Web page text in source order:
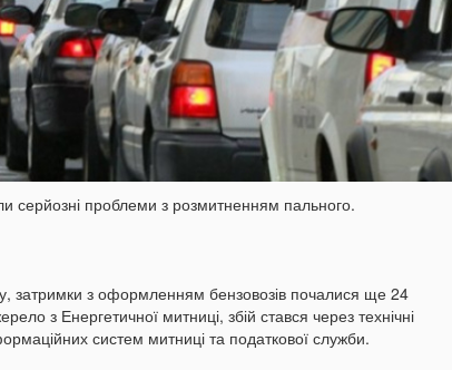
серйозні проблеми з розмитненням пального.
затримки з оформленням бензовозів почалися ще 24
з Енергетичної митниці, збій стався через технічні
систем митниці та податкової служби.